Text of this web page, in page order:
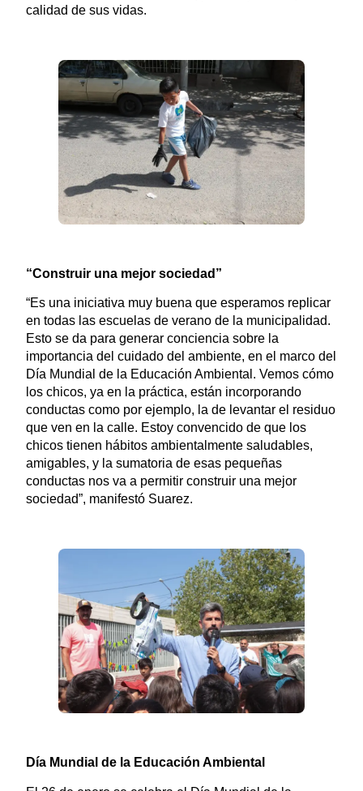
calidad de sus vidas.
“Construir una mejor sociedad”
“Es una iniciativa muy buena que esperamos replicar
en todas las escuelas de verano de la municipalidad.
Esto se da para generar conciencia sobre la
importancia del cuidado del ambiente, en el marco del
Día Mundial de la Educación Ambiental. Vemos cómo
los chicos, ya en la práctica, están incorporando
conductas como por ejemplo, la de levantar el residuo
que ven en la calle. Estoy convencido de que los
chicos tienen hábitos ambientalmente saludables,
amigables, y la sumatoria de esas pequeñas
conductas nos va a permitir construir una mejor
sociedad”, manifestó Suarez.
Día Mundial de la Educación Ambiental